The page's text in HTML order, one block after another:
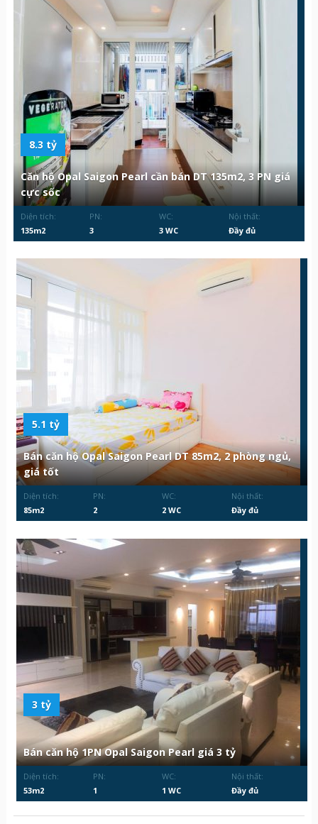
8.3 tỷ
Căn hộ Opal Saigon Pearl cần bán DT 135m2, 3 PN giá
cực sốc
Diện tích:
135m2
PN:
3
WC:
3 WC
Nội thất:
Đầy đủ
5.1 tỷ
Bán căn hộ Opal Saigon Pearl DT 85m2, 2 phòng ngủ,
giá tốt
Diện tích:
85m2
PN:
2
WC:
2 WC
Nội thất:
Đầy đủ
3 tỷ
Bán căn hộ 1PN Opal Saigon Pearl giá 3 tỷ
Diện tích:
53m2
PN:
1
WC:
1 WC
Nội thất:
Đầy đủ